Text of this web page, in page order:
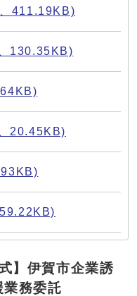
411.19KB)
130.35KB)
20.45KB)
】伊賀市企業誘
務委託